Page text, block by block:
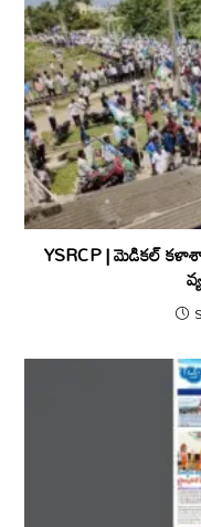
YSRCP | మెడిక‌ల్